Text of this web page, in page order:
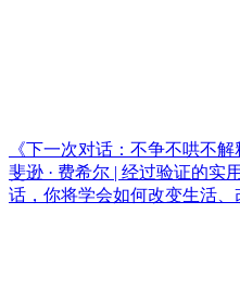
《下一次对话：不争不哄不
斐逊 · 费希尔 | 经过验证的实
话，你将学会如何改变生活、